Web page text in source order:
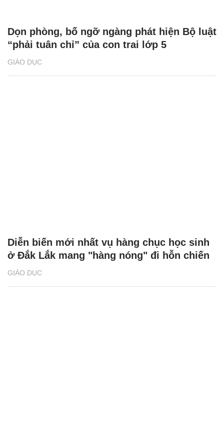
GIÁO DỤC
Dọn phòng, bố ngỡ ngàng phát hiện Bộ luật
“phải tuân chỉ” của con trai lớp 5
GIÁO DỤC
Diễn biến mới nhất vụ hàng chục học sinh
ở Đắk Lắk mang "hàng nóng" đi hỗn chiến